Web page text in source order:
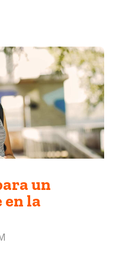
un
la